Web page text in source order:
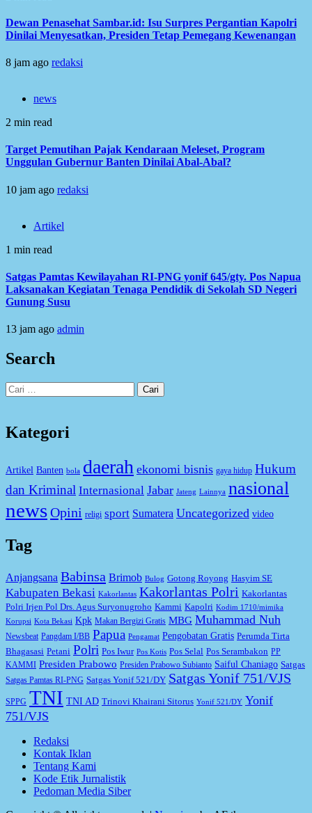
Dewan Penasehat Sambar.id: Isu Surpres Pergantian Kapolri
Dinilai Menyesatkan, Presiden Tetap Pemegang Kewenangan
8 jam ago redaksi
news
2 min read
Target Pemutihan Pajak Kendaraan Meleset, Program
Unggulan Gubernur Banten Dinilai Abal-Abal?
10 jam ago redaksi
Artikel
1 min read
Satgas Pamtas Kewilayahan RI-PNG yonif 645/gty. Pos Napua
Laksanakan Kegiatan Tenaga Pendidik di Sekolah SD Negeri
Gunung Susu
13 jam ago admin
Search
Cari
untuk:
Kategori
Artikel Banten bola daerah ekonomi bisnis gaya hidup Hukum
dan Kriminal Internasional Jabar Jateng Lainnya nasional
newsOpini religi sport Sumatera Uncategorized video
Tag
Anjangsana Babinsa Brimob Bulog Gotong Royong Hasyim SE
Kabupaten Bekasi Kakorlantas Kakorlantas Polri Kakorlantas
Polri Irjen Pol Drs. Agus Suryonugroho Kammi Kapolri Kodim 1710/mimika
Korupsi Kota Bekasi Kpk Makan Bergizi Gratis MBG Muhammad Nuh
Newsbeat Pangdam I/BB Papua Pengamat Pengobatan Gratis Perumda Tirta
Bhagasasi Petani Polri Pos Iwur Pos Kotis Pos Selal Pos Serambakon PP
KAMMI Presiden Prabowo Presiden Prabowo Subianto Saiful Chaniago Satgas
Satgas Pamtas RI-PNG Satgas Yonif 521/DY Satgas Yonif 751/VJS
SPPG TNI TNI AD Trinovi Khairani Sitorus Yonif 521/DY Yonif
751/VJS
Redaksi
Kontak Iklan
Tentang Kami
Kode Etik Jurnalistik
Pedoman Media Siber